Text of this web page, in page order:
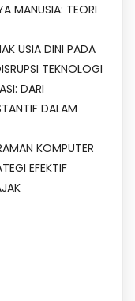
MANUSIA: TEORI
USIA DINI PADA
TEKNOLOGI
DARI
DALAM
KOMPUTER
EFEKTIF